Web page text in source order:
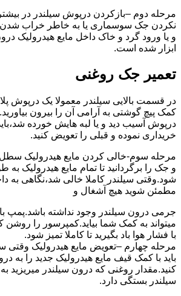
مرحله دوم –بازکردن درپوش سیلندر در
نکردن جک سوسماری یا به خاطر خراب
و یا ورود گرد و خاک داخل مایع هیدرولیک
ابزار شده است.
تعمیر جک روغنی
در قسمت بالایی سیلندر معمولا یک درپوش
کمک پیچ گوشتی به آرامی آن را بیرون
درپوش آسیب دید و یا لبه هایش خورده
خریداری نموده و قبلی را تعویض کنید.
مرحله سوم-خالی کردن مایع هیدرولیک سطل
و جک را برگردانید تا تمام مایع هیدرولیک به
شود.وقتی سیلندر کاملا خالی شد،نگاهی به
مطمئن شوید هیچ آشغال و
جرمی درون سیلندر وجود نداشته باشد.پمپ
میتواند به کمک شما بیاید.کمپرسور را روشن
با فشار هوا باد بگیرید تا کاملا تمیز شود.
مرحله چهارم –تعویض مایع هیدرولیک وقتی
باید با کمک قیف مایع هیدرولیک جدید را به
کنید.مقدار روغنی که درون سیلندر میریزید
سیلندر بستگی دارد.